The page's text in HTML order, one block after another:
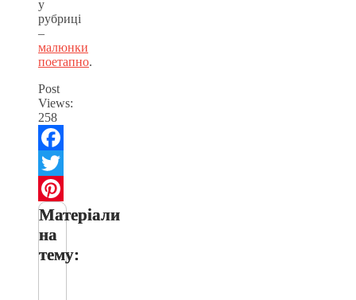
у
рубриці
–
малюнки
поетапно.
Post
Views:
258
Facebook
Twitter
Pinterest
Матеріали
на
тему: